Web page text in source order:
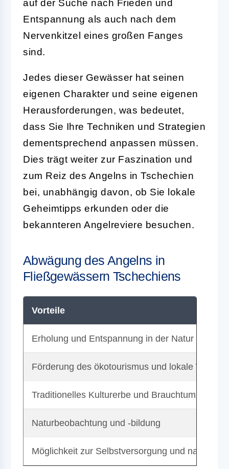
auf der Suche nach Frieden und
Entspannung als auch nach dem
Nervenkitzel eines großen Fanges
sind.
Jedes dieser Gewässer hat seinen
eigenen Charakter und seine eigenen
Herausforderungen, was bedeutet,
dass Sie Ihre Techniken und Strategien
dementsprechend anpassen müssen.
Dies trägt weiter zur Faszination und
zum Reiz des Angelns in Tschechien
bei, unabhängig davon, ob Sie lokale
Geheimtipps erkunden oder die
bekannteren Angelreviere besuchen.
Abwägung des Angelns in
Fließgewässern Tschechiens
Vorteile
Erholung und Entspannung in der Natur
Förderung des ökotourismus und lokale
Traditionelles Kulturerbe und Brauchtumspflege
Naturbeobachtung und -bildung
Möglichkeit zur Selbstversorgung und